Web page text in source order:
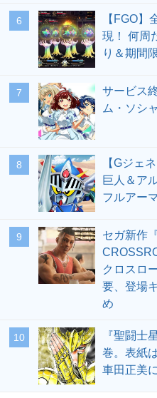
6
【FGO】
現！ 何周
り＆期間
7
サービス
ム・ソシ
8
【Gジェ
巨人＆ア
フルアー
9
セガ新作
クロスロ
要、登場
め
10
『聖闘士
巻。表紙
車田正美